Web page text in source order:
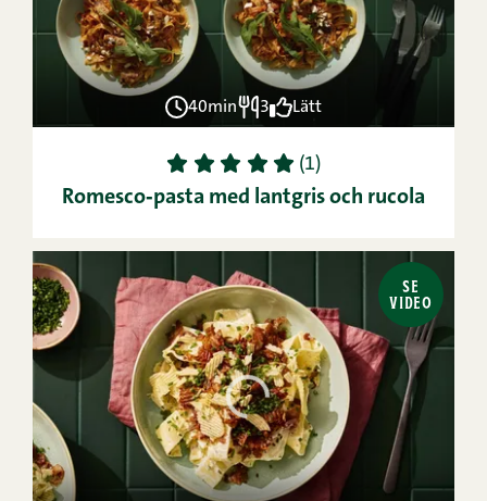
40min 3 Lätt
1 2 3 4 5 (1)
Romesco‑pasta med lantgris och rucola
SE
VIDEO